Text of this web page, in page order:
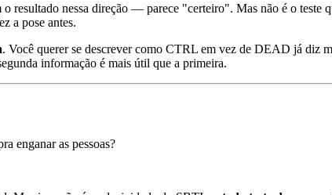
resultado nessa direção — parece "certeiro". Mas não é o teste
a pose antes.
. Você querer se descrever como CTRL em vez de DEAD já diz
informação é mais útil que a primeira.
enganar as pessoas?